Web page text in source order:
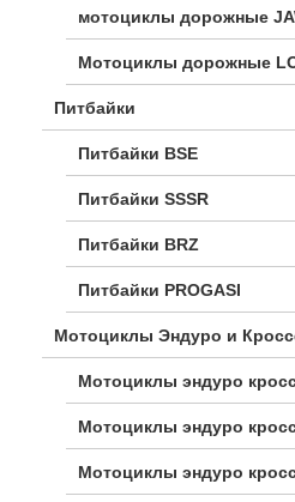
мотоциклы дорожные
Мотоциклы дорожные
Питбайки
Питбайки BSE
Питбайки SSSR
Питбайки BRZ
Питбайки PROGASI
Мотоциклы Эндуро и
Мотоциклы эндуро
Мотоциклы эндуро
Мотоциклы эндуро